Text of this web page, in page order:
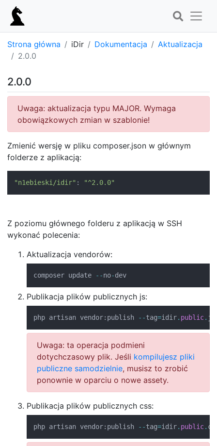
Strona główna iDir Dokumentacja
Aktualizacja
2.0.0
2.0.0
Uwaga: aktualizacja typu MAJOR. Wymaga
obowiązkowych zmian w szablonie!
Zmienić wersję w pliku composer.json w głównym
folderze z aplikacją:
"n1ebieski/idir" : "^2.0.0"
Z poziomu głównego folderu z aplikacją w SSH
wykonać polecenia:
Aktualizacja vendorów:
composer update --no-dev
Publikacja plików publicznych js:
php artisan vendor: publish --tag=idir. public.
Uwaga: ta operacja podmieni
dotychczasowy plik. Jeśli kompilujesz pliki
publiczne samodzielnie, musisz to zrobić
ponownie w oparciu o nowe assety.
Publikacja plików publicznych css:
php artisan vendor: publish --tag=idir. public.